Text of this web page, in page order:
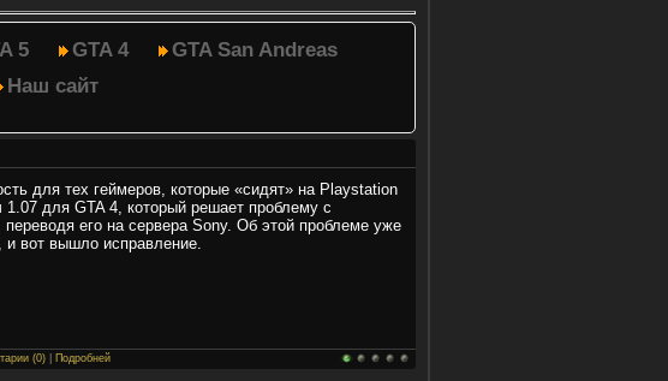
5 GTA 4
GTA San Andreas
Наш сайт
для тех геймеров, которые «сидят» на Playstation
для GTA 4, который решает проблему с
его на сервера Sony. Об этой проблеме уже
и вот вышло исправление.
(0)| Подробней